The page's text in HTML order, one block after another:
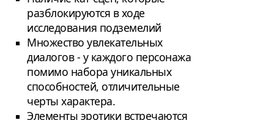
разблокируются в ходе
исследования подземелий
Множество увлекательных
диалогов - у каждого персонажа
помимо набора уникальных
способностей, отличительные
черты характера.
Элементы эротики встречаются